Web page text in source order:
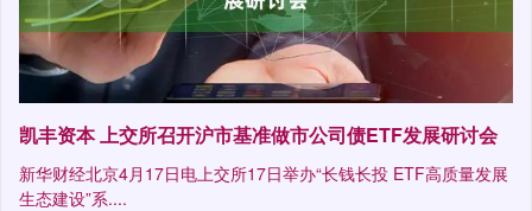
凯丰资本 上交所召开沪市基准做市公司债ETF发展研讨会
新华财经北京4月17日电上交所17日举办“长钱长投 ETF高质量发展
生态建设”系....